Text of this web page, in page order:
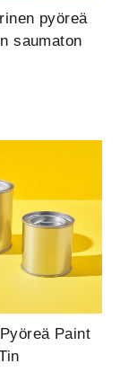
pyöreä
saumaton
Paint